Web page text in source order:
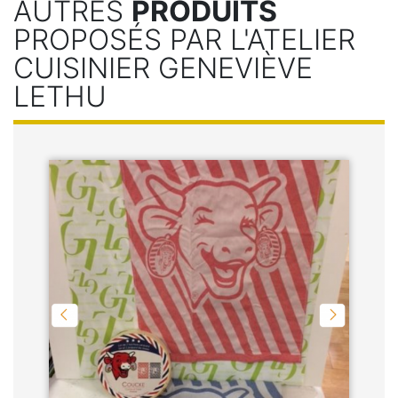
AUTRES PRODUITS
PROPOSÉS PAR L'ATELIER
CUISINIER GENEVIÈVE
LETHU